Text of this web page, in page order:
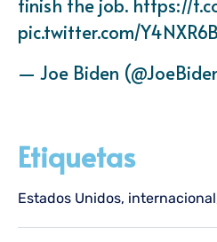
finish the job. https://
pic.twitter.com/
— Joe Biden
Etiquetas
Estados Unidos, internacional